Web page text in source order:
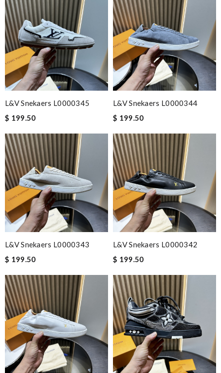
L&V Snekaers L0000345
$ 199.50
L&V Snekaers L0000344
$ 199.50
L&V Snekaers L0000343
$ 199.50
L&V Snekaers L0000342
$ 199.50